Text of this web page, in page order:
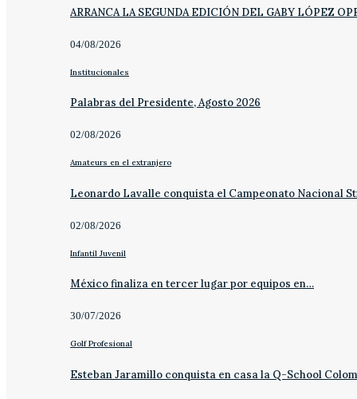
ARRANCA LA SEGUNDA EDICIÓN DEL GABY LÓPEZ
04/08/2026
Institucionales
Palabras del Presidente, Agosto 2026
02/08/2026
Amateurs en el extranjero
Leonardo Lavalle conquista el Campeonato Nacional
02/08/2026
Infantil Juvenil
México finaliza en tercer lugar por equipos en…
30/07/2026
Golf Profesional
Esteban Jaramillo conquista en casa la Q-School